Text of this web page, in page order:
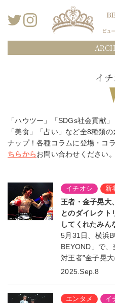
イ
「ハウツー」「SDGs社会貢献
「美食」「占い」など全8種類
ナップ！ 各種コラムに登場・コ
ちらからお問い合わせください。
イチオシ 新
王者・金子晃大
とのダイレクト
してくれたみん
5月31日、横浜
BEYOND」で
対王者”金子晃
2025.Sep.8
エンタメ イ